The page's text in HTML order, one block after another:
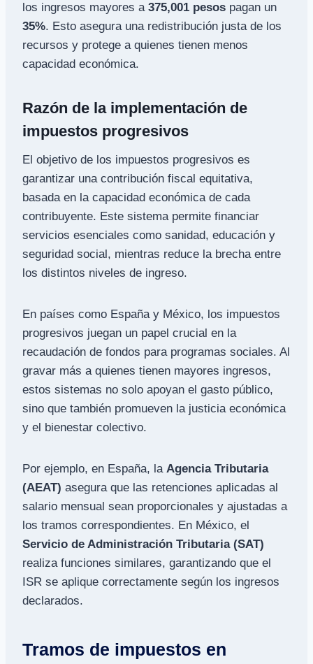
los ingresos mayores a 375,001 pesos pagan un
35%. Esto asegura una redistribución justa de los
recursos y protege a quienes tienen menos
capacidad económica.
Razón de la implementación de
impuestos progresivos
El objetivo de los impuestos progresivos es
garantizar una contribución fiscal equitativa,
basada en la capacidad económica de cada
contribuyente. Este sistema permite financiar
servicios esenciales como sanidad, educación y
seguridad social, mientras reduce la brecha entre
los distintos niveles de ingreso.
En países como España y México, los impuestos
progresivos juegan un papel crucial en la
recaudación de fondos para programas sociales. Al
gravar más a quienes tienen mayores ingresos,
estos sistemas no solo apoyan el gasto público,
sino que también promueven la justicia económica
y el bienestar colectivo.
Por ejemplo, en España, la Agencia Tributaria
(AEAT) asegura que las retenciones aplicadas al
salario mensual sean proporcionales y ajustadas a
los tramos correspondientes. En México, el
Servicio de Administración Tributaria (SAT)
realiza funciones similares, garantizando que el
ISR se aplique correctamente según los ingresos
declarados.
Tramos de impuestos en